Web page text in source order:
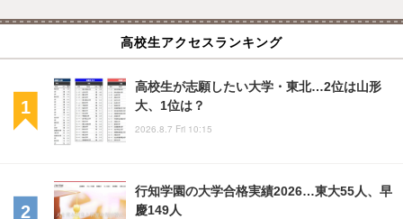
高校生アクセスランキング
高校生が志願したい大学・東北…2位は山形
大、1位は？
2026.8.7 Fri 10:15
行知学園の大学合格実績2026…東大55人、早
慶149人